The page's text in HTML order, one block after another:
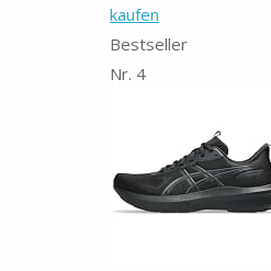
kaufen
Bestseller
Nr. 4